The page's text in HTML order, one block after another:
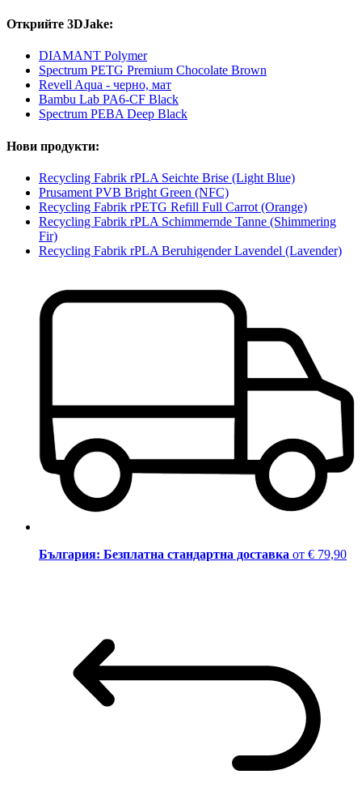
Открийте 3DJake:
DIAMANT Polymer
Spectrum PETG Premium Chocolate Brown
Revell Aqua - черно, мат
Bambu Lab PA6-CF Black
Spectrum PEBA Deep Black
Нови продукти:
Recycling Fabrik rPLA Seichte Brise (Light Blue)
Prusament PVB Bright Green (NFC)
Recycling Fabrik rPETG Refill Full Carrot (Orange)
Recycling Fabrik rPLA Schimmernde Tanne (Shimmering
Fir)
Recycling Fabrik rPLA Beruhigender Lavendel (Lavender)
България: Безплатна стандартна доставка от € 79,90